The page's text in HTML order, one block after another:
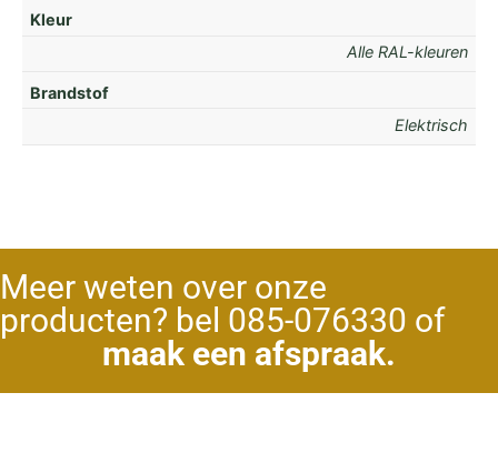
Kleur
Alle RAL-kleuren
Brandstof
Elektrisch
Meer weten over onze
producten? bel 085-076330 of
maak een afspraak.